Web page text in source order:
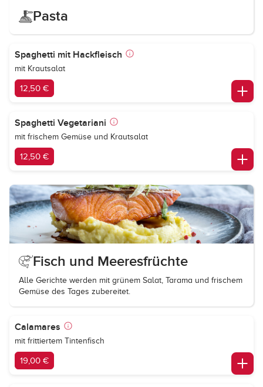
Pasta
Spaghetti mit Hackfleisch
mit Krautsalat
12,50 €
Spaghetti Vegetariani
mit frischem Gemüse und Krautsalat
12,50 €
Fisch und Meeresfrüchte
Alle Gerichte werden mit grünem Salat, Tarama und frischem
Gemüse des Tages zubereitet.
Calamares
mit frittiertem Tintenfisch
19,00 €